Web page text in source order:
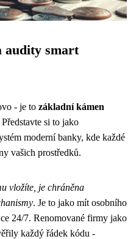
audity smart
- je to základní kámen
Představte si to jako
moderní banky, kde každé
vašich prostředků.
vložíte, je chráněna
. Je to jako mít osobního
24/7. Renomované firmy jako
každý řádek kódu -